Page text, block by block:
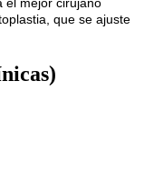
el mejor cirujano
que se ajuste